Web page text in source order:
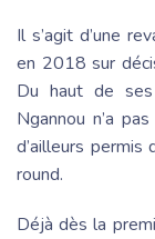
Il s’agit d’une
en 2018 sur
Du haut de
Ngannou n’a
d’ailleurs
round.
Déjà dès la